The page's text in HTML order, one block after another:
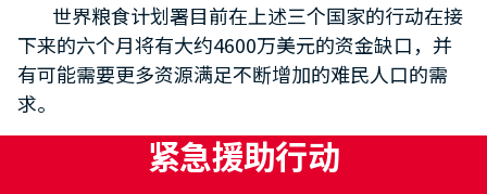
世界粮食计划署目前在上述三个国家的行动在接
下来的六个月将有大约4600万美元的资金缺口，并
有可能需要更多资源满足不断增加的难民人口的需
求。
紧急援助行动